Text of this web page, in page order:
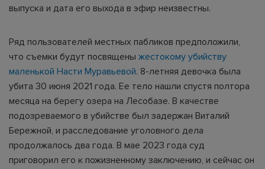
выпуска и дата его выхода в эфир неизвестны.
Ряд пользователей местных пабликов предположили,
что съемки будут посвящены жестокому убийству
маленькой Насти Муравьевой. 8-летняя девочка была
убита 30 июня 2021 года. Ее тело нашли спустя полтора
месяца на берегу озера на Лесобазе. В качестве
подозреваемого в убийстве был задержан Виталий
Бережной, и расследование уголовного дела
продолжалось два года. В мае 2023 года суд
приговорил его к пожизненному заключению, и сейчас он